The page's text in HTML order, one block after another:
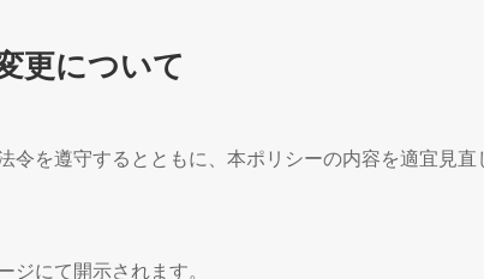
更について
令を遵守するとともに、本ポリシーの内容を適宜見直
にて開示されます。